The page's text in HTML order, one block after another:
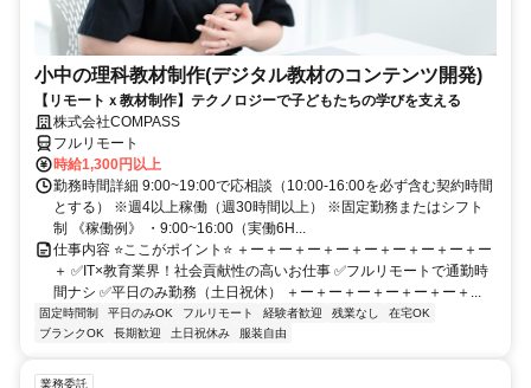
小中の理科教材制作(デジタル教材のコンテンツ開発)
【リモートｘ教材制作】テクノロジーで子どもたちの学びを支える
株式会社COMPASS
フルリモート
時給1,300円以上
勤務時間詳細 9:00~19:00で応相談（10:00-16:00を必ず含む契約時間
とする） ※週4以上稼働（週30時間以上） ※固定勤務またはシフト
制 《稼働例》 ・9:00~16:00（実働6H...
仕事内容 ⭐ここがポイント⭐ ＋ー＋ー＋ー＋ー＋ー＋ー＋ー＋ー＋ー
＋ ✅IT×教育業界！社会貢献性の高いお仕事 ✅フルリモートで通勤時
間ナシ ✅平日のみ勤務（土日祝休） ＋ー＋ー＋ー＋ー＋ー＋ー＋...
固定時間制 平日のみOK フルリモート 経験者歓迎 残業なし
在宅OK
ブランクOK
長期歓迎 土日祝休み 服装自由
業務委託